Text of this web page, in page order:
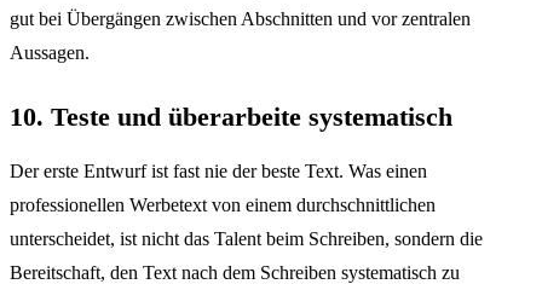
gut bei Übergängen zwischen Abschnitten und vor zentralen
Aussagen.
10. Teste und überarbeite systematisch
Der erste Entwurf ist fast nie der beste Text. Was einen
professionellen Werbetext von einem durchschnittlichen
unterscheidet, ist nicht das Talent beim Schreiben, sondern die
Bereitschaft, den Text nach dem Schreiben systematisch zu